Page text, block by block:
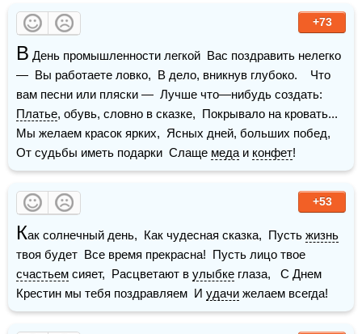
+73
В День промышленности легкой  Вас поздравить нелегко
—  Вы работаете ловко,  В дело, вникнув глубоко.    Что
Платье, обувь, словно в сказке,  Покрывало на кровать...
Мы желаем красок ярких,  Ясных дней, больших побед,
От судьбы иметь подарки  Слаще меда и конфет!
+53
Как солнечный день,  Как чудесная сказка,  Пусть жизнь
счастьем сияет,  Расцветают в улыбке глаза,   С Днем
Крестин мы тебя поздравляем  И удачи желаем всегда!